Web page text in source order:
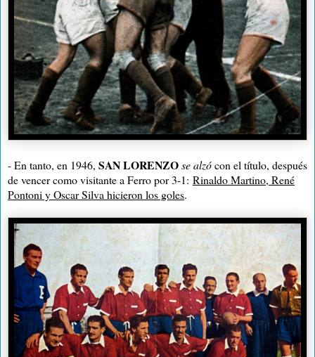
- En tanto, en 1946, SAN LORENZOse alzócon el título, después
de vencer como visitante a Ferro por 3-1: Rinaldo Martino, René
Pontoni y Oscar Silva hicieron los goles.